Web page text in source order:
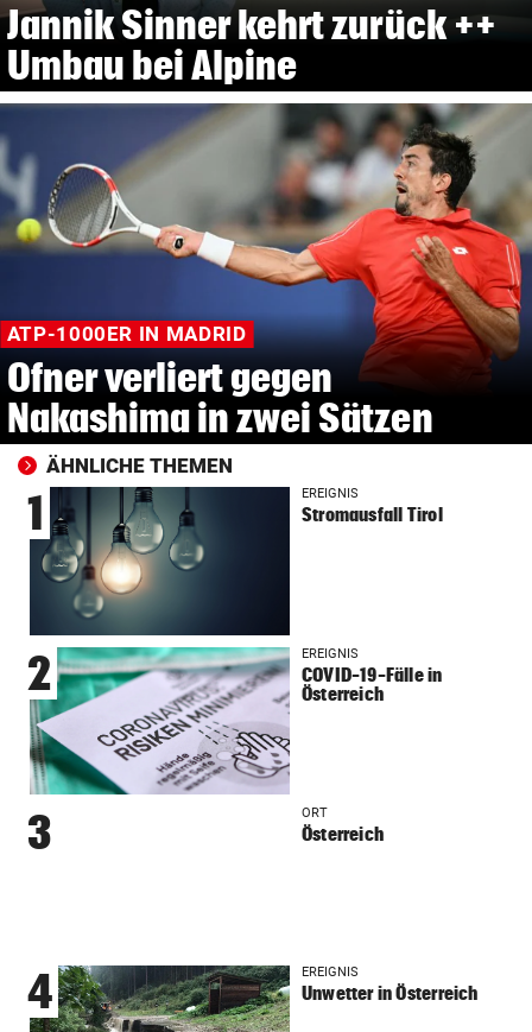
Jannik Sinner kehrt zurück ++
Umbau bei Alpine
ATP-1000ER IN MADRID
Ofner verliert gegen
Nakashima in zwei Sätzen
ÄHNLICHE THEMEN
1 EREIGNIS
Stromausfall Tirol
2 EREIGNIS
COVID-19-Fälle in
Österreich
3 ORT
Österreich
4 EREIGNIS
Unwetter in Österreich